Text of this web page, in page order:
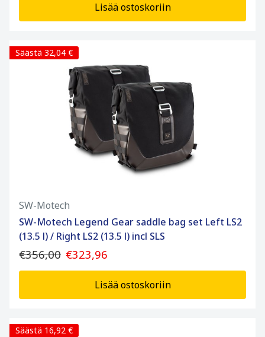
Lisää ostoskoriin
Säästä 32,04 €
SW-Motech
SW-Motech Legend Gear saddle bag set Left LS2
(13.5 l) / Right LS2 (13.5 l) incl SLS
€356,00 €323,96
Lisää ostoskoriin
Säästä 16,92 €